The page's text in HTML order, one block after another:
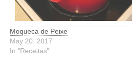
Moqueca de Peixe
May 20, 2017
In "Receitas"